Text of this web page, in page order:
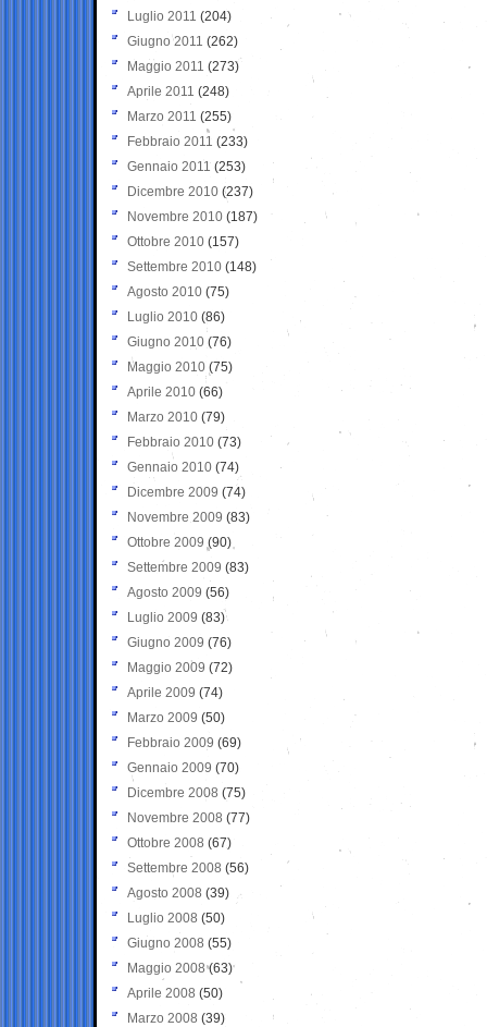
Luglio 2011 (204)
Giugno 2011 (262)
Maggio 2011 (273)
Aprile 2011 (248)
Marzo 2011 (255)
Febbraio 2011 (233)
Gennaio 2011 (253)
Dicembre 2010 (237)
Novembre 2010 (187)
Ottobre 2010 (157)
Settembre 2010 (148)
Agosto 2010 (75)
Luglio 2010 (86)
Giugno 2010 (76)
Maggio 2010 (75)
Aprile 2010 (66)
Marzo 2010 (79)
Febbraio 2010 (73)
Gennaio 2010 (74)
Dicembre 2009 (74)
Novembre 2009 (83)
Ottobre 2009 (90)
Settembre 2009 (83)
Agosto 2009 (56)
Luglio 2009 (83)
Giugno 2009 (76)
Maggio 2009 (72)
Aprile 2009 (74)
Marzo 2009 (50)
Febbraio 2009 (69)
Gennaio 2009 (70)
Dicembre 2008 (75)
Novembre 2008 (77)
Ottobre 2008 (67)
Settembre 2008 (56)
Agosto 2008 (39)
Luglio 2008 (50)
Giugno 2008 (55)
Maggio 2008(63)
Aprile 2008 (50)
Marzo 2008 (39)